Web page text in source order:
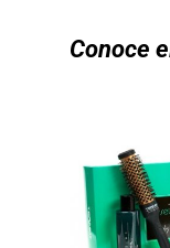
Conoce